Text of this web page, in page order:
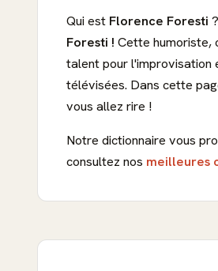
Qui est Florence Foresti
Foresti ! Cette humoriste,
talent pour l'improvisation
télévisées. Dans cette
vous allez rire !
Notre dictionnaire vous
consultez nos meilleures